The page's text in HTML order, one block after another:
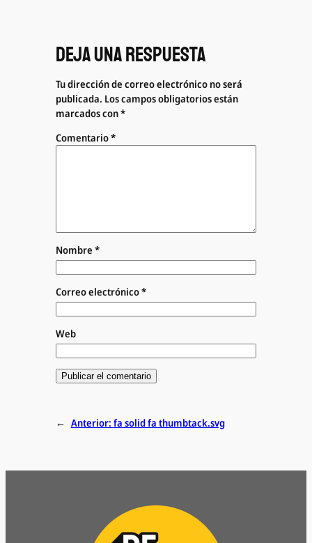
Deja una respuesta
Tu dirección de correo electrónico no será
publicada. Los campos obligatorios están
marcados con*
Comentario*
Nombre *
Correo electrónico*
Web
← Anterior: fa solid fa thumbtack.svg